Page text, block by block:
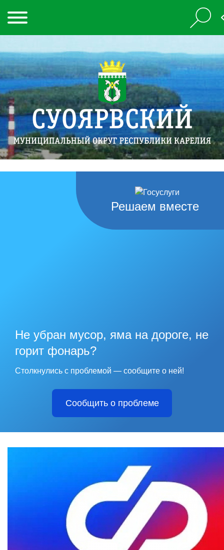
Решаем вместе
Не убран мусор, яма на дороге, не
горит фонарь?
Столкнулись с проблемой — сообщите о ней!
Сообщить о проблеме